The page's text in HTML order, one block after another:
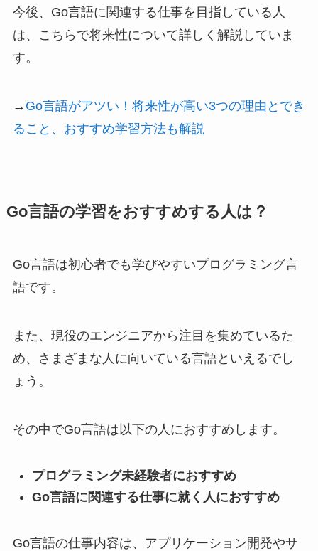
今後、Go言語に関連する仕事を目指している人
は、こちらで将来性について詳しく解説していま
す。
→ Go言語がアツい！将来性が高い3つの理由とでき
ること、おすすめ学習方法も解説
Go言語の学習をおすすめする人は？
Go言語は初心者でも学びやすいプログラミング言
語です。
また、現役のエンジニアから注目を集めているた
め、さまざまな人に向いている言語といえるでし
ょう。
その中でGo言語は以下の人におすすめします。
プログラミング未経験者におすすめ
Go言語に関連する仕事に就く人におすすめ
Go言語の仕事内容は、アプリケーション開発やサ